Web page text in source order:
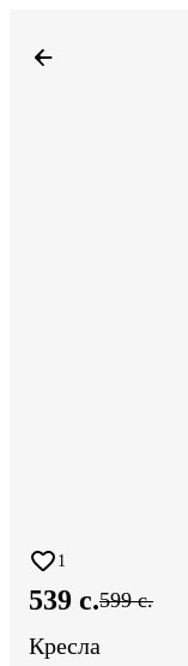
1
539 c.599 c.
Кресла